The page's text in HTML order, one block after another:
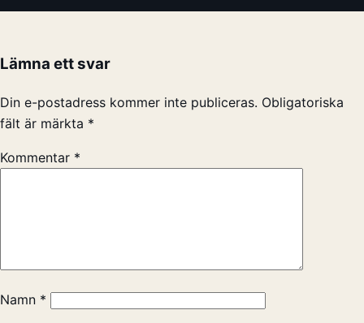
Lämna ett svar
Din e-postadress kommer inte publiceras. Obligatoriska
fält är märkta *
Kommentar *
Namn *